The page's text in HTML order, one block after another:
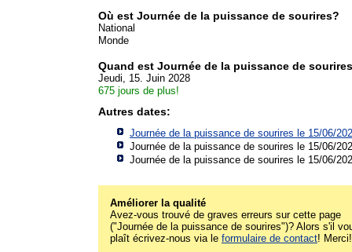
Où est Journée de la puissance de sourires?
National
Monde
Quand est Journée de la puissance de
Jeudi, 15. Juin 2028
675 jours de plus!
Autres dates:
Journée de la puissance de sourires le 15/06/
Journée de la puissance de sourires le 15/06/
Journée de la puissance de sourires le 15/06/
Améliorer la qualité
Avez-vous trouvé de graves erreurs sur cette page
("Journée de la puissance de sourires")? Alors s'il
plaît écrivez-nous via le formulaire de contact! Merci!